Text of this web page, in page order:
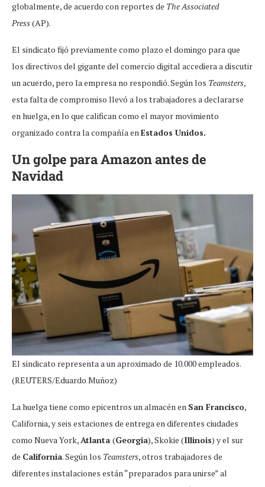
globalmente, de acuerdo con reportes de The Associated
Press(AP).
El sindicato fijó previamente como plazo el domingo para que
los directivos del gigante del comercio digital accediera a discutir
un acuerdo, pero la empresa no respondió. Según los Teamsters,
esta falta de compromiso llevó a los trabajadores a declararse
en huelga, en lo que califican como el mayor movimiento
organizado contra la compañía enEstados Unidos.
Un golpe para Amazon antes de
Navidad
El sindicato representa a un aproximado de 10.000 empleados.
(REUTERS/Eduardo Muñoz)
La huelga tiene como epicentros un almacén en San Francisco,
California, y seis estaciones de entrega en diferentes ciudades
como Nueva York,Atlanta (Georgia), Skokie (Illinois) y el sur
de California. Según los Teamsters, otros trabajadores de
diferentes instalaciones están “preparados para unirse” al